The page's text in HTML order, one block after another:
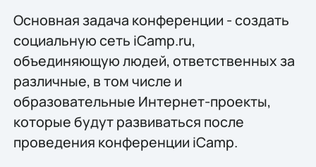
Основная задача конференции - создать
социальную сеть iCamp.ru,
объединяющую людей, ответственных за
различные, в том числе и
образовательные Интернет-проекты,
которые будут развиваться после
проведения конференции iCamp.